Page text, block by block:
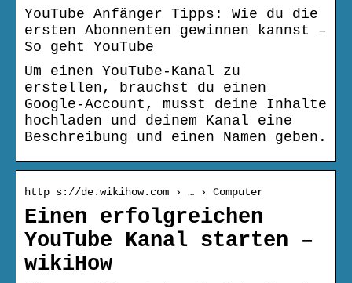
YouTube Anfänger Tipps: Wie du die
ersten Abonnenten gewinnen kannst –
So geht YouTube
Um einen YouTube-Kanal zu
erstellen, brauchst du einen
Google-Account, musst deine Inhalte
hochladen und deinem Kanal eine
Beschreibung und einen Namen geben.
http s://de.wikihow.com › … › Computer
Einen erfolgreichen
YouTube Kanal starten –
wikiHow